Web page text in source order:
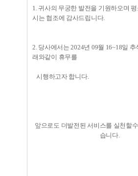
1. 귀사의 무궁한 발전을 기원하오며
시는 협조에 감사드립니다.
2. 당사에서는 2024년 09월 16~18일
래와같이 휴무를
시행하고자 합니다.
앞으로도 더발전된 서비스를 실천할
습니다.